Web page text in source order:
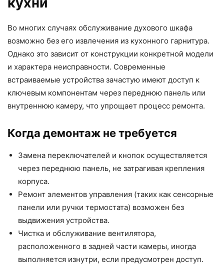
Во многих случаях обслуживание духового шкафа
возможно без его извлечения из кухонного гарнитура.
Однако это зависит от конструкции конкретной модели
и характера неисправности. Современные
встраиваемые устройства зачастую имеют доступ к
ключевым компонентам через переднюю панель или
внутреннюю камеру, что упрощает процесс ремонта.
Когда демонтаж не требуется
Замена переключателей и кнопок осуществляется
через переднюю панель, не затрагивая крепления
корпуса.
Ремонт элементов управления (таких как сенсорные
панели или ручки термостата) возможен без
выдвижения устройства.
Чистка и обслуживание вентилятора,
расположенного в задней части камеры, иногда
выполняется изнутри, если предусмотрен доступ.